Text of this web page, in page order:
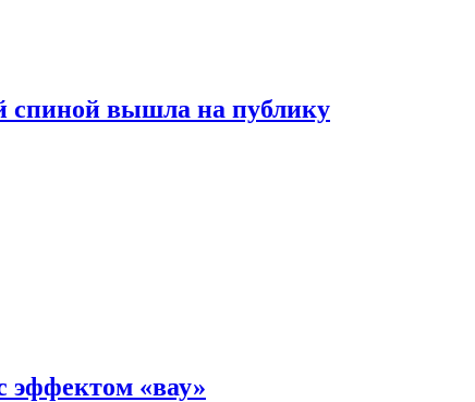
спиной вышла на публику
«вау»